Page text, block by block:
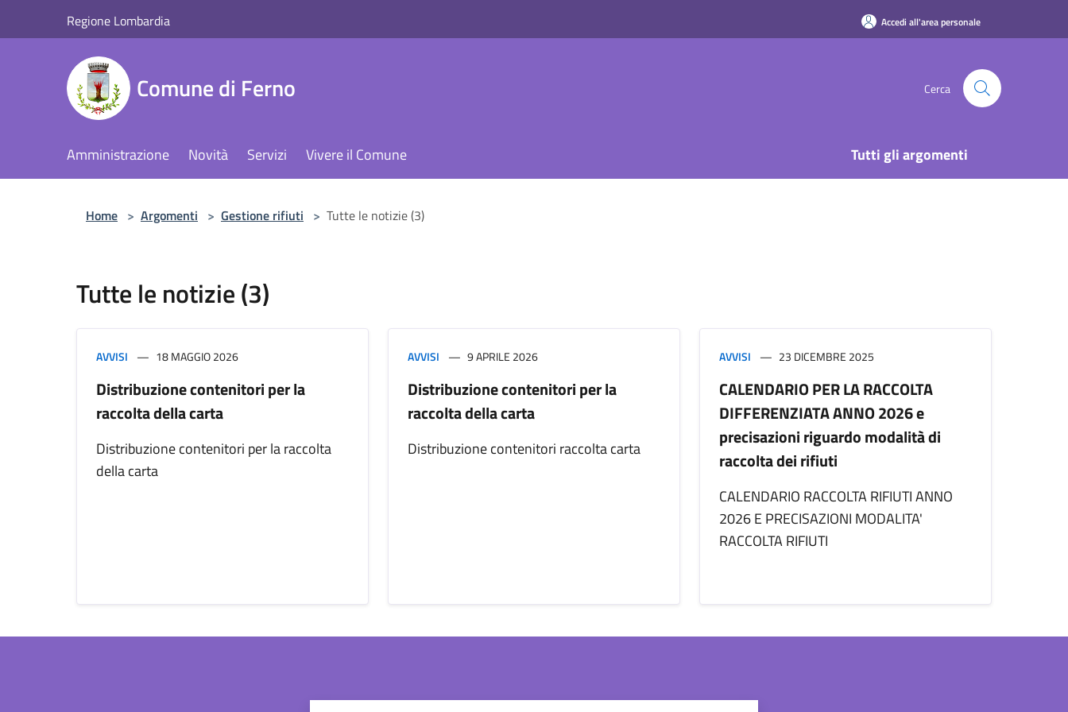
Regione Lombardia Accedi all'area personale
Comune di Ferno Cerca
Amministrazione Novità Servizi Vivere il Comune Tutti gli argomenti
Home > Argomenti > Gestione rifiuti > Tutte le notizie (3)
Tutte le notizie (3)
AVVISI 18 MAGGIO 2026
Distribuzione contenitori per la
raccolta della carta
Distribuzione contenitori per la raccolta
della carta
AVVISI 9 APRILE 2026
Distribuzione contenitori per la
raccolta della carta
Distribuzione contenitori raccolta carta
AVVISI 23 DICEMBRE 2025
CALENDARIO PER LA RACCOLTA
DIFFERENZIATA ANNO 2026 e
precisazioni riguardo modalità di
raccolta dei rifiuti
CALENDARIO RACCOLTA RIFIUTI ANNO
2026 E PRECISAZIONI MODALITA'
RACCOLTA RIFIUTI